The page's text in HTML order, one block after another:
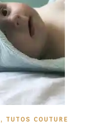
, TUTOS COUTURE